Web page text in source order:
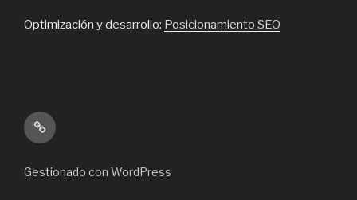
Optimización y desarrollo: Posicionamiento SEO
Inicio
Gestionado con WordPress